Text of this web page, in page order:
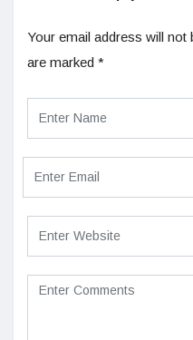
Your email address will not
are marked *